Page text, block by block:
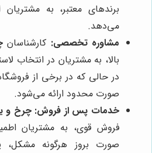
برندهای معتبر، به
می‌دهد.
مشاوره تخصصی: کارشناسان
بالا، به مشتریان در انتخاب
در حالی که در برخی از
صورت محدود ارائه می‌شود.
خدمات پس از فروش: چرخ و
فروش قوی، به مشتریان
صورت بروز هرگونه مشکل،